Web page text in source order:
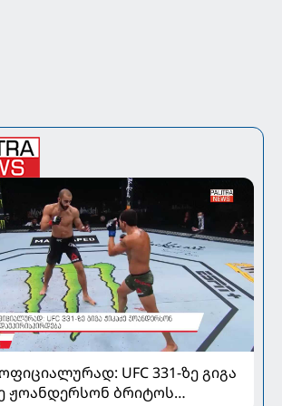
UFC 331-ზე გიგა
ჟოანდერსონ ბრიტოს